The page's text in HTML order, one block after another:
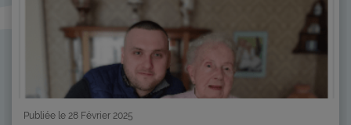
Publiée le 28 Février 2025